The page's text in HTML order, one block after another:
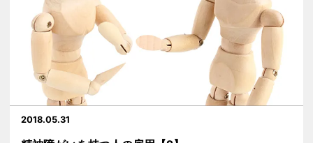
2018.05.31